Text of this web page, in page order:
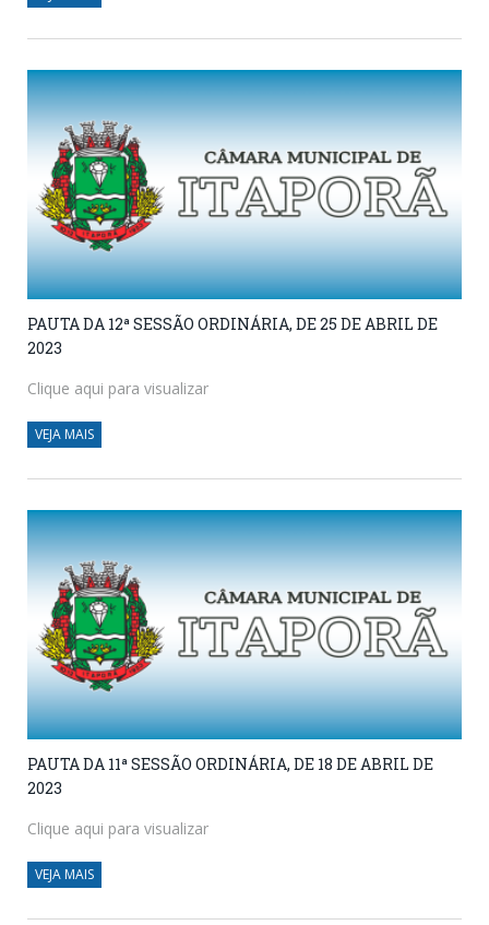
PAUTA DA 12ª SESSÃO ORDINÁRIA, DE 25 DE ABRIL DE
2023
Clique aqui para visualizar
VEJA MAIS
PAUTA DA 11ª SESSÃO ORDINÁRIA, DE 18 DE ABRIL DE
2023
Clique aqui para visualizar
VEJA MAIS